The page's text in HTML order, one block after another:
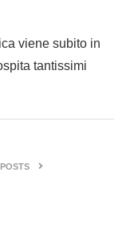
viene subito in
tantissimi